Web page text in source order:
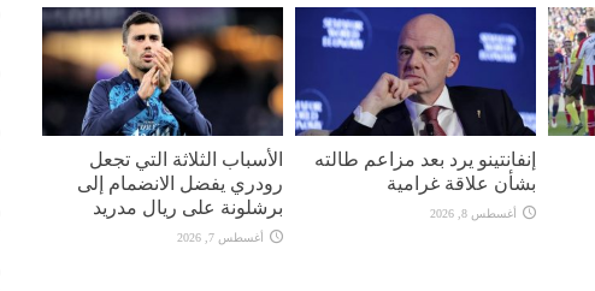
إنفانتينو يرد بعد مزاعم طالته
بشأن علاقة غرامية
أغسطس 8, 2026
الأسباب الثلاثة التي تجعل
رودري يفضل الانضمام إلى
برشلونة على ريال مدريد
أغسطس 7, 2026